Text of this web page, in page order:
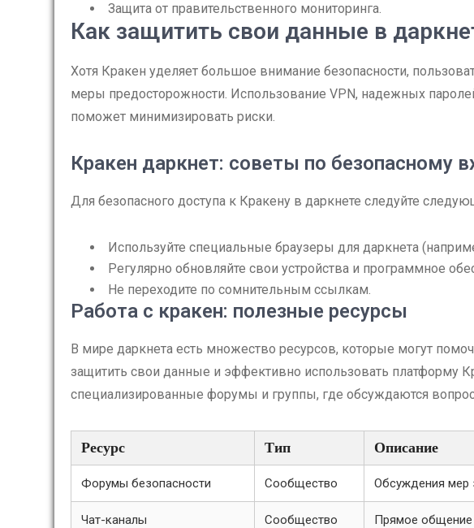
Защита от правительственного мониторинга.
Как защитить свои данные в
Хотя Кракен уделяет большое внимание безопасности,
меры предосторожности. Использование VPN, надежных
поможет минимизировать риски.
Кракен даркнет: советы по безопасному
Для безопасного доступа к Кракену в даркнете следуйте
Используйте специальные браузеры для даркнета
Регулярно обновляйте свои устройства и программное
Не переходите по сомнительным ссылкам.
Работа с кракен: полезные ресурсы
В мире даркнета есть множество ресурсов, которые могут
защитить свои данные и эффективно использовать платформу
специализированные форумы и группы, где обсуждаются
Ресурс Тип Описание
Форумы безопасности Сообщество Обсуждения мер
Чат-каналы Сообщество Прямое общение